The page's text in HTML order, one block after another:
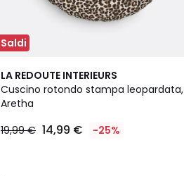
Saldi
LA REDOUTE INTERIEURS
Cuscino rotondo stampa leopardata,
Aretha
19,99 € 14,99 € -25%
3,5
/ 5